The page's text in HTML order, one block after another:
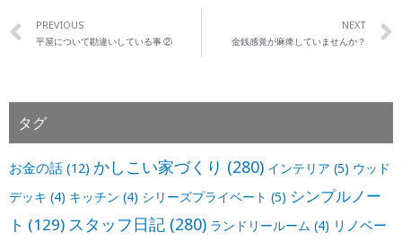
PREVIOUS
平屋について勘違いしている事 ②
NEXT
金銭感覚が麻痺していませんか？
タグ
お金の話 (12) かしこい家づくり (280) インテリア (5) ウッド
デッキ (4) キッチン (4) シリーズプライベート (5) シンプルノー
ト (129) スタッフ日記 (280) ランドリールーム (4) リノベー